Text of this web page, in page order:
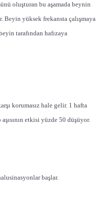
oluşturan bu aşamada beynin
Beyin yüksek frekansta çalışmaya
tarafından hafızaya
korumasız hale gelir. 1 hafta
etkisi yüzde 50 düşüyor.
başlar.